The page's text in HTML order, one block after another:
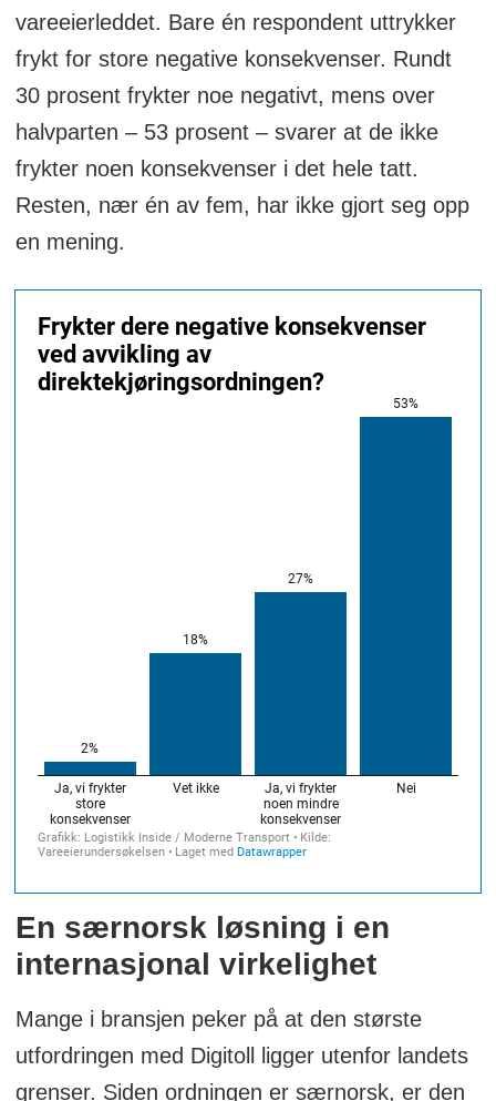
vareeierleddet. Bare én respondent uttrykker
frykt for store negative konsekvenser. Rundt
30 prosent frykter noe negativt, mens over
halvparten – 53 prosent – svarer at de ikke
frykter noen konsekvenser i det hele tatt.
Resten, nær én av fem, har ikke gjort seg opp
en mening.
En særnorsk løsning i en
internasjonal virkelighet
Mange i bransjen peker på at den største
utfordringen med Digitoll ligger utenfor landets
grenser. Siden ordningen er særnorsk, er den